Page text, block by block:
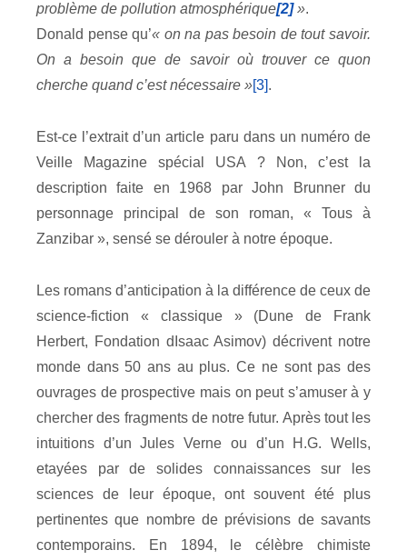
problème de pollution atmosphérique[2]».
Donald pense qu’« on na pas besoin de tout savoir.
On a besoin que de savoir où trouver ce quon
cherche quand c’est nécessaire »[3].
Est-ce l’extrait d’un article paru dans un numéro de
Veille Magazine spécial USA ? Non, c’est la
description faite en 1968 par John Brunner du
personnage principal de son roman, « Tous à
Zanzibar », sensé se dérouler à notre époque.
Les romans d’anticipation à la différence de ceux de
science-fiction « classique » (Dune de Frank
Herbert, Fondation dIsaac Asimov) décrivent notre
monde dans 50 ans au plus. Ce ne sont pas des
ouvrages de prospective mais on peut s’amuser à y
chercher des fragments de notre futur. Après tout les
intuitions d’un Jules Verne ou d’un H.G. Wells,
etayées par de solides connaissances sur les
sciences de leur époque, ont souvent été plus
pertinentes que nombre de prévisions de savants
contemporains. En 1894, le célèbre chimiste